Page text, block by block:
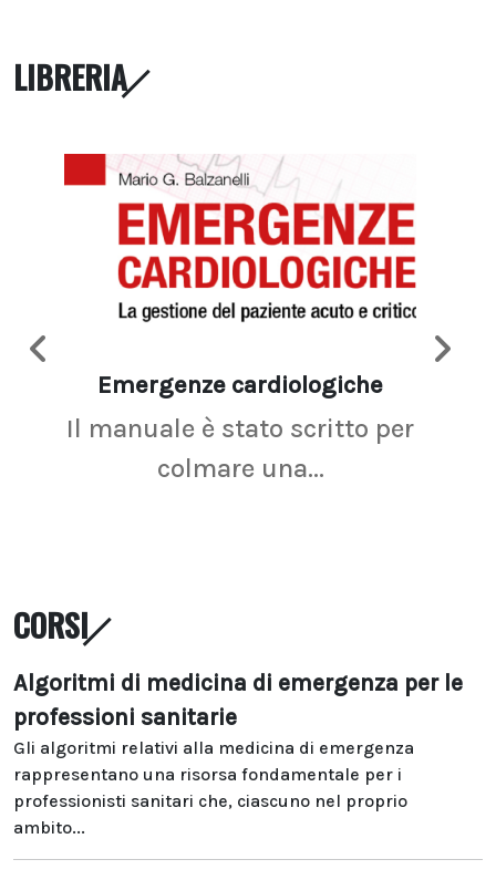
LIBRERIA
Emergenze cardiologiche
Il manuale è stato scritto per
colmare una...
CORSI
Algoritmi di medicina di emergenza per le
professioni sanitarie
Gli algoritmi relativi alla medicina di emergenza
rappresentano una risorsa fondamentale per i
professionisti sanitari che, ciascuno nel proprio
ambito...